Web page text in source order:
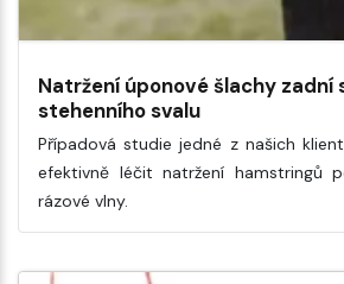
Natržení úponové šlachy zadní
stehenního svalu
Případová studie jedné z našich
efektivně léčit natržení hamstringů
rázové vlny.